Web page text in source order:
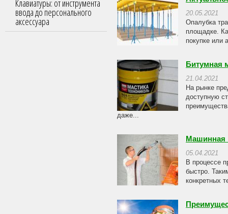
Клавиатуры: от инструмента
ввода до персонального
аксессуара
20.05.2021
Опалубка
площадке.
покупке или
Битумная
21.04.2021
На рынке
доступную
даже...
Машинная
05.04.2021
В процессе
быстро.
конкретных